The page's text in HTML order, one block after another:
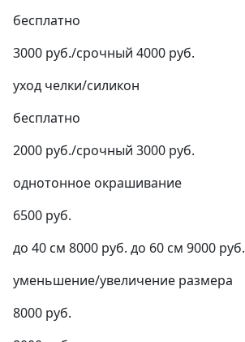
бесплатно
3000 руб./срочный 4000 руб.
уход челки/силикон
бесплатно
2000 руб./срочный 3000 руб.
однотонное окрашивание
6500 руб.
до 40 см 8000 руб. до 60 см 9000 руб.
уменьшение/увеличение размера
8000 руб.